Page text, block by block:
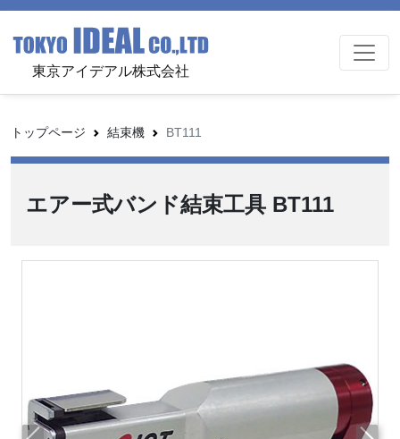
東京アイデアル株式会社
トップページ 結束機 BT111
エアー式バンド結束工具 BT111